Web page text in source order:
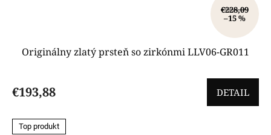
€228,09
–15 %
Originálny zlatý prsteň so zirkónmi LLV06-GR011
€193,88 DETAIL
Top produkt